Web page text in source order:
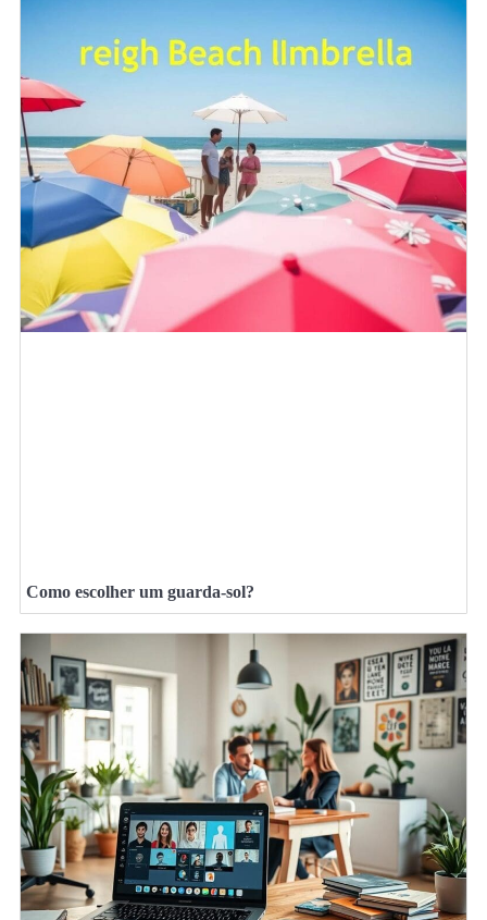
Como escolher um guarda-sol?